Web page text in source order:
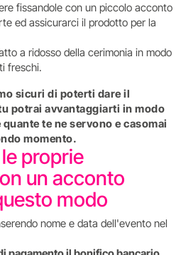
fissandole con un piccolo acconto
ed assicurarci il prodotto per la
a ridosso della cerimonia in modo
freschi.
sicuri di poterti dare il
potrai avvantaggiarti in modo
te ne servono e casomai
momento.
proprie
un acconto
modo
nome e data dell'evento nel